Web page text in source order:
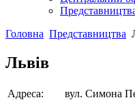
Головна Представництва
Львів
Адреса:
вул. Симона